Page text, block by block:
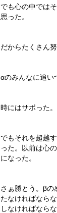
でも心の中では
思った。
だからたくさん努
αのみんなに追い
時にはサボった。
でもそれを超越
った。以前は心
になった。
さぁ勝とう。βの
たなければなら
しなければなら